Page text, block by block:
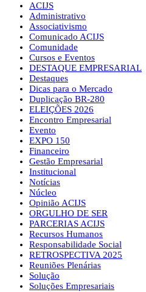
ACIJS
Administrativo
Associativismo
Comunicado ACIJS
Comunidade
Cursos e Eventos
DESTAQUE EMPRESARIAL
Destaques
Dicas para o Mercado
Duplicação BR-280
ELEIÇÕES 2026
Encontro Empresarial
Evento
EXPO 150
Financeiro
Gestão Empresarial
Institucional
Notícias
Núcleo
Opinião ACIJS
ORGULHO DE SER
PARCERIAS ACIJS
Recursos Humanos
Responsabilidade Social
RETROSPECTIVA 2025
Reuniões Plenárias
Solução
Soluções Empresariais